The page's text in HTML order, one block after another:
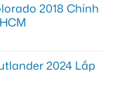
2018 Chính
2024 Lắp